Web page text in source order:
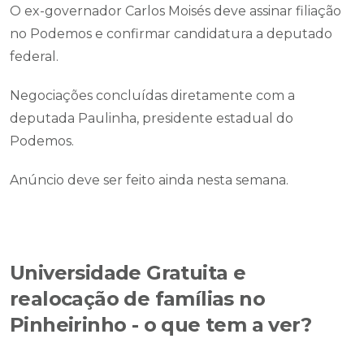
O ex-governador Carlos Moisés deve assinar filiação
no Podemos e confirmar candidatura a deputado
federal.
Negociações concluídas diretamente com a
deputada Paulinha, presidente estadual do
Podemos.
Anúncio deve ser feito ainda nesta semana.
Universidade Gratuita e
realocação de famílias no
Pinheirinho - o que tem a ver?